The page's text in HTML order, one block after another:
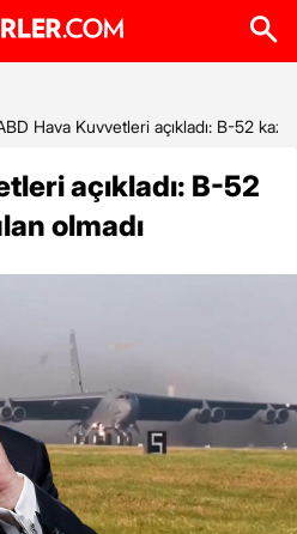
Hava Kuvvetleri açıkladı: B-52
açıkladı: B-52
olmadı